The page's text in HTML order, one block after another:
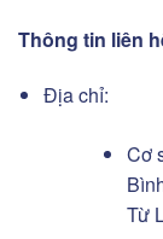
Thông tin liên
Địa chỉ:
Cơ
Từ